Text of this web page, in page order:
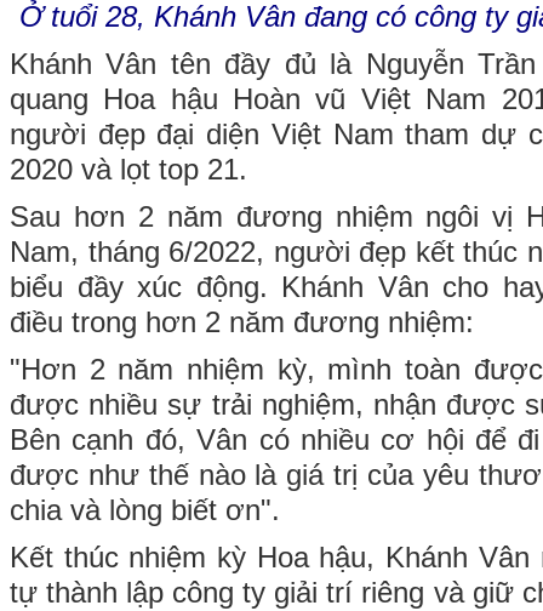
Ở tuổi 28, Khánh Vân đang có công ty
Khánh Vân tên đầy đủ là Nguyễn
quang Hoa hậu Hoàn vũ Việt Nam
người đẹp đại diện Việt Nam tham dự
2020 và lọt top 21.
Sau hơn 2 năm đương nhiệm ngôi vị
Nam, tháng 6/2022, người đẹp kết thúc
biểu đầy xúc động. Khánh Vân cho
điều trong hơn 2 năm đương nhiệm:
"Hơn 2 năm nhiệm kỳ, mình toàn
được nhiều sự trải nghiệm, nhận được
Bên cạnh đó, Vân có nhiều cơ hội để
được như thế nào là giá trị của yêu
chia và lòng biết ơn".
Kết thúc nhiệm kỳ Hoa hậu, Khánh
tự thành lập công ty giải trí riêng và giữ